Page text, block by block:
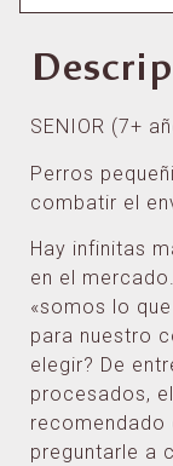
SENIOR (7+
Perros
combatir el
Hay infinitas
en el
«somos lo
para nuestro
elegir? De
procesados,
recomendado
preguntarle a